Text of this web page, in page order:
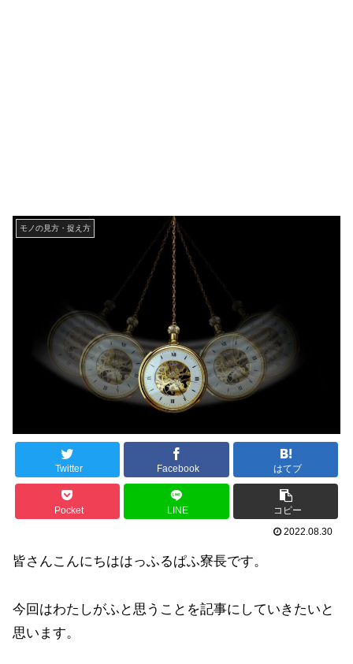
モノの見方・捉え方
Twitter Facebook はてブ
Pocket LINE
コピー
2022.08.30
皆さんこんにちははっふるぱふ寮長です。
今回はわたしがふと思うことを記事にしていきたいと
思います。